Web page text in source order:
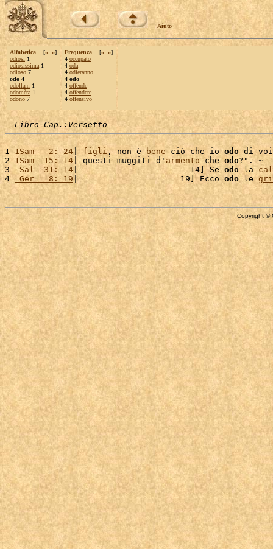
Aiuto
Alfabetica [« »]
odiosi 1
odiosissima 1
odioso 7
odo 4
odollam 1
odomèra 1
odono 7
Frequenza [« »]
4 occupato
4 oda
4 odieranno
4 odo
4 offende
4 offendere
4 offensivo
Libro Cap.:Versetto
1 1Sam   2: 24| figli , non è bene ciò che io odo di
2 1Sam  15: 14 | questi muggiti d' armento che odo?". ~
3 Sal  31: 14 |                       14] Se odo la
4
Ger   8: 19|                     19] Ecco odo le
Copyright ©